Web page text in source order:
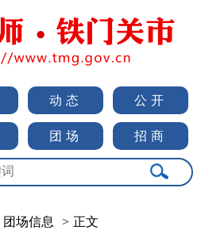
动态 公开
团场 招商
团场信息 > 正文